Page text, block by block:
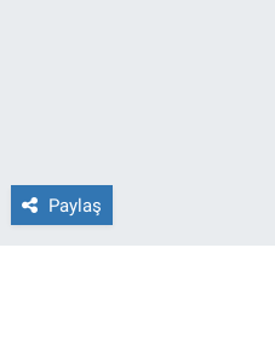
Paylaş
Forum